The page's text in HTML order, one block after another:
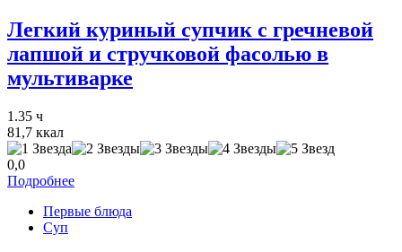
Легкий куриный супчик с гречневой
лапшой и стручковой фасолью в
мультиварке
1.35 ч
81,7 ккал
0,0
Подробнее
Первые блюда
Суп